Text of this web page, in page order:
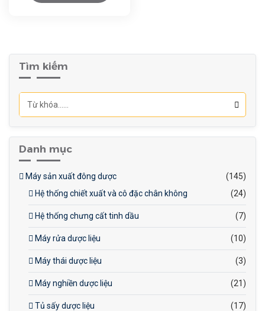
Công nghiệp dược
phẩm (chiết xuất tinh dầu
tỏi).
Tìm kiếm
Danh mục
Máy sản xuất đông dược
(145)
Hệ thống chiết xuất và cô đặc chân không
(24)
Hệ thống chưng cất tinh dầu (7)
Máy rửa dược liệu (10)
Máy thái dược liệu (3)
Máy nghiền dược liệu (21)
Tủ sấy dược liệu (17)